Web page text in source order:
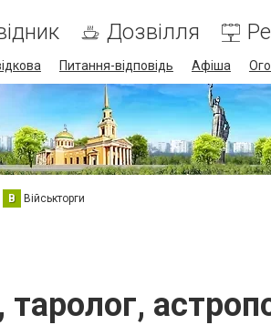
Дозвілля
Питання-відповідь Афіша
В Військторги
таролог,